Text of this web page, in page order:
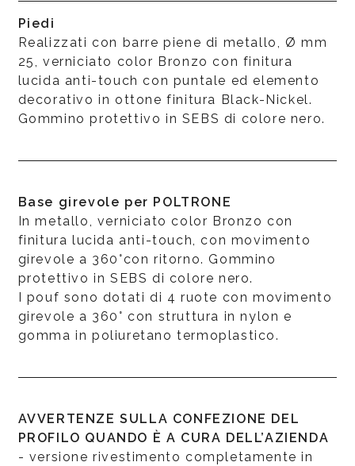
Piedi
Realizzati con barre piene di metallo, Ø mm
25, verniciato color Bronzo con finitura
lucida anti-touch con puntale ed elemento
decorativo in ottone finitura Black-Nickel.
Gommino protettivo in SEBS di colore nero.
Base girevole per POLTRONE
In metallo, verniciato color Bronzo con
finitura lucida anti-touch, con movimento
girevole a 360°con ritorno. Gommino
protettivo in SEBS di colore nero.
I pouf sono dotati di 4 ruote con movimento
girevole a 360° con struttura in nylon e
gomma in poliuretano termoplastico.
AVVERTENZE SULLA CONFEZIONE DEL
PROFILO QUANDO È A CURA DELL’AZIENDA
- versione rivestimento completamente in